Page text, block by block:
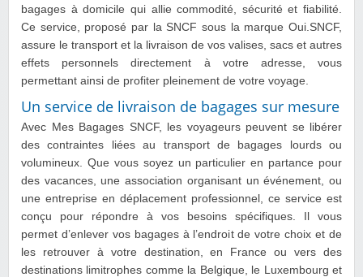
bagages à domicile qui allie commodité, sécurité et fiabilité.
Ce service, proposé par la SNCF sous la marque Oui.SNCF,
assure le transport et la livraison de vos valises, sacs et autres
effets personnels directement à votre adresse, vous
permettant ainsi de profiter pleinement de votre voyage.
Un service de livraison de bagages sur mesure
Avec Mes Bagages SNCF, les voyageurs peuvent se libérer
des contraintes liées au transport de bagages lourds ou
volumineux. Que vous soyez un particulier en partance pour
des vacances, une association organisant un événement, ou
une entreprise en déplacement professionnel, ce service est
conçu pour répondre à vos besoins spécifiques. Il vous
permet d’enlever vos bagages à l’endroit de votre choix et de
les retrouver à votre destination, en France ou vers des
destinations limitrophes comme la Belgique, le Luxembourg et